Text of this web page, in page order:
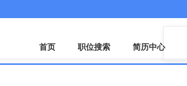
首页 职位搜索 简历中心